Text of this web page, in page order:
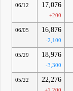
06/12 17,076
+200
06/05 16,876
-2,100
05/29 18,976
-3,300
05/22 22,276
+1,200